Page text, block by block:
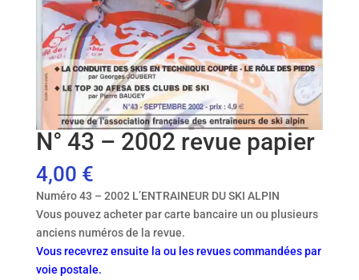
N° 43 – 2002 revue papier
4,00 €
Numéro 43 – 2002 L’ENTRAINEUR DU SKI ALPIN
Vous pouvez acheter par carte bancaire un ou plusieurs
anciens numéros de la revue.
Vous recevrez ensuite la ou les revues commandées par
voie postale.